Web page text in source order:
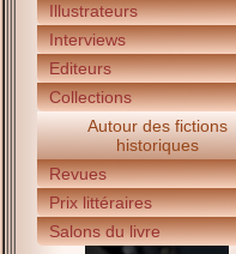
Illustrateurs
Interviews
Editeurs
Collections
Autour des fictions
historiques
Revues
Prix littéraires
Salons du livre